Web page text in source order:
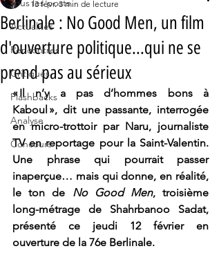
Tous les posts
Actualités
Rencontres
Critiques
Flashbacks
Analyse
Concours
Berlinale : No Good Men, un film
d'ouverture politique...qui ne se
prend pas au sérieux
13 févr. 3 min de lecture
« Il n’y a pas d’hommes bons à
Kaboul », dit une passante, interrogée
en micro-trottoir par Naru, journaliste
TV en reportage pour la Saint-Valentin.
Une phrase qui pourrait passer
inaperçue… mais qui donne, en réalité,
le ton de No Good Men, troisième
long-métrage de Shahrbanoo Sadat,
présenté ce jeudi 12 février en
ouverture de la 76e Berlinale.